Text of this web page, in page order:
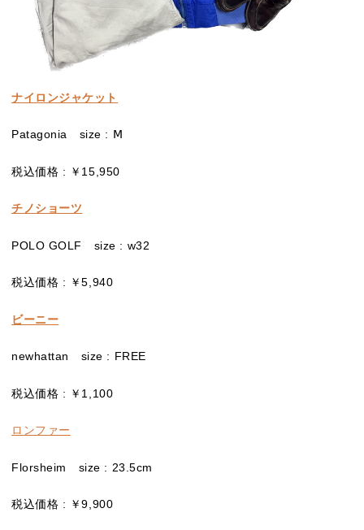
ナイロンジャケット
Patagonia size : Ⅿ
税込価格 : ￥15,950
チノショーツ
POLO GOLF size : w32
税込価格 : ￥5,940
ビーニー
newhattan size : FREE
税込価格 : ￥1,100
ロンファー
Florsheim size : 23.5cm
税込価格 : ￥9,900